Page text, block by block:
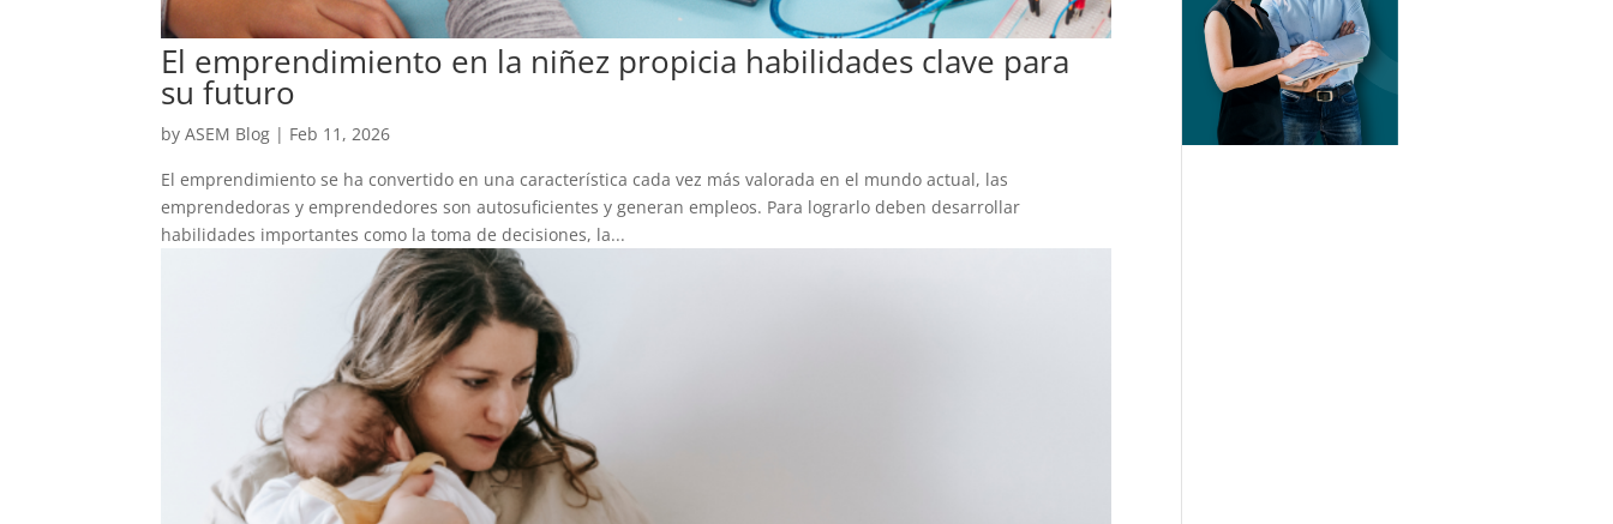
El emprendimiento en la niñez propicia habilidades clave para
su futuro
byASEM Blog | Feb 11, 2026
El emprendimiento se ha convertido en una característica cada vez más valorada en el mundo actual, las
emprendedoras y emprendedores son autosuficientes y generan empleos. Para lograrlo deben desarrollar
habilidades importantes como la toma de decisiones, la...